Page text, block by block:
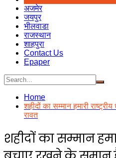
अजमेर
जयपुर
भीलवाडा
राजस्थान
शाहपुरा
Contact Us
Epaper
Home
शहीदों का सम्मान हमारी
रावत
शहीदों का सम्मान